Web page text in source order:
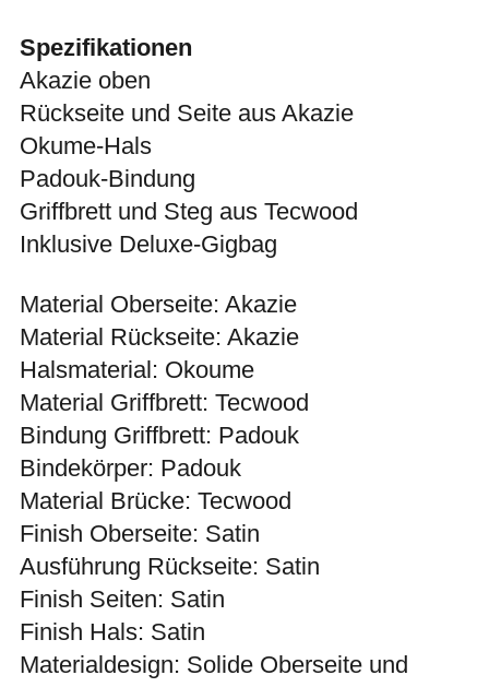
Spezifikationen
Akazie oben
Rückseite und Seite aus Akazie
Okume-Hals
Padouk-Bindung
Griffbrett und Steg aus Tecwood
Inklusive Deluxe-Gigbag
Material Oberseite: Akazie
Material Rückseite: Akazie
Halsmaterial: Okoume
Material Griffbrett: Tecwood
Bindung Griffbrett: Padouk
Bindekörper: Padouk
Material Brücke: Tecwood
Finish Oberseite: Satin
Ausführung Rückseite: Satin
Finish Seiten: Satin
Finish Hals: Satin
Materialdesign: Solide Oberseite und